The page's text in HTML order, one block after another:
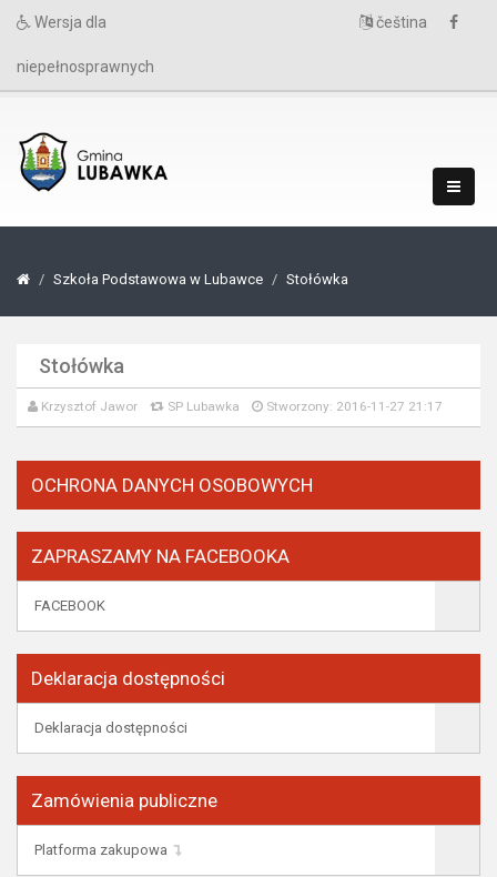
Wersja dla
niepełnosprawnych
čeština
Szkoła Podstawowa w Lubawce Stołówka
Stołówka
Krzysztof Jawor SP Lubawka Stworzony: 2016-11-27 21:17
OCHRONA DANYCH OSOBOWYCH
ZAPRASZAMY NA FACEBOOKA
FACEBOOK
Deklaracja dostępności
Deklaracja dostępności
Zamówienia publiczne
Platforma zakupowa